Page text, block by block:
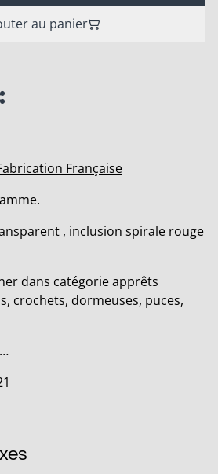
au panier
Française
, inclusion spirale rouge
dans catégorie apprêts
crochets, dormeuses, puces,